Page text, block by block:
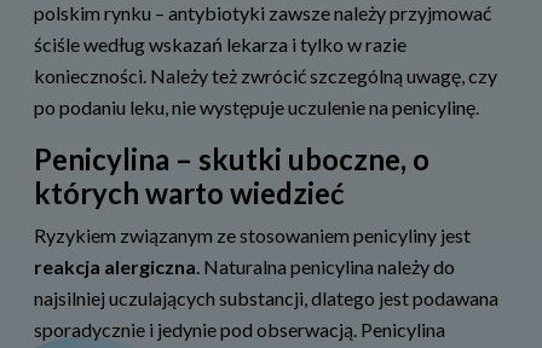
polskim rynku – antybiotyki zawsze należy przyjmować
ściśle według wskazań lekarza i tylko w razie
konieczności. Należy też zwrócić szczególną uwagę, czy
po podaniu leku, nie występuje uczulenie na penicylinę.
Penicylina – skutki uboczne, o
których warto wiedzieć
Ryzykiem związanym ze stosowaniem penicyliny jest
reakcja alergiczna. Naturalna penicylina należy do
najsilniej uczulających substancji, dlatego jest podawana
sporadycznie i jedynie pod obserwacją. Penicylina